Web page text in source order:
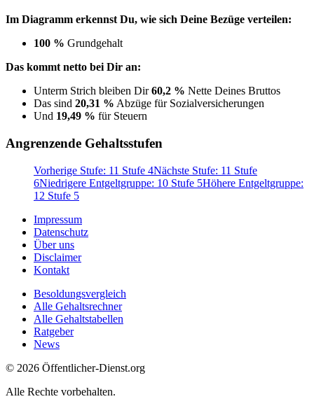
Im Diagramm erkennst Du, wie sich Deine Bezüge verteilen:
100 % Grundgehalt
Das kommt netto bei Dir an:
Unterm Strich bleiben Dir60,2 % Nette Deines Bruttos
Das sind 20,31 % Abzüge für Sozialversicherungen
Und 19,49 % für Steuern
Angrenzende Gehaltsstufen
Vorherige Stufe: 11 Stufe 4Nächste Stufe: 11 Stufe
6Niedrigere Entgeltgruppe: 10 Stufe 5Höhere Entgeltgruppe:
12 Stufe 5
Impressum
Datenschutz
Über uns
Disclaimer
Kontakt
Besoldungsvergleich
Alle Gehaltsrechner
Alle Gehaltstabellen
Ratgeber
News
© 2026 Öffentlicher-Dienst.org
Alle Rechte vorbehalten.